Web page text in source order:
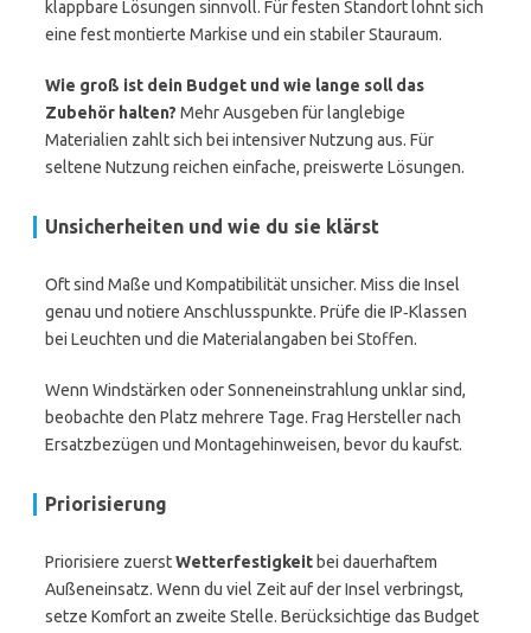
klappbare Lösungen sinnvoll. Für festen Standort lohnt sich
eine fest montierte Markise und ein stabiler Stauraum.
Wie groß ist dein Budget und wie lange soll das
Zubehör halten? Mehr Ausgeben für langlebige
Materialien zahlt sich bei intensiver Nutzung aus. Für
seltene Nutzung reichen einfache, preiswerte Lösungen.
Unsicherheiten und wie du sie klärst
Oft sind Maße und Kompatibilität unsicher. Miss die Insel
genau und notiere Anschlusspunkte. Prüfe die IP‑Klassen
bei Leuchten und die Materialangaben bei Stoffen.
Wenn Windstärken oder Sonneneinstrahlung unklar sind,
beobachte den Platz mehrere Tage. Frag Hersteller nach
Ersatzbezügen und Montagehinweisen, bevor du kaufst.
Priorisierung
Priorisiere zuerstWetterfestigkeit bei dauerhaftem
Außeneinsatz. Wenn du viel Zeit auf der Insel verbringst,
setze Komfort an zweite Stelle. Berücksichtige das Budget